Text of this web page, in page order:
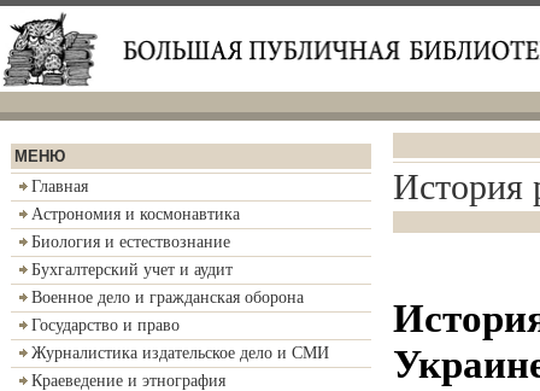
МЕНЮ
Главная
Астрономия и космонавтика
Биология и естествознание
Бухгалтерский учет и аудит
Военное дело и гражданская оборона
Государство и право
Журналистика издательское дело и СМИ
Краеведение и этнография
История